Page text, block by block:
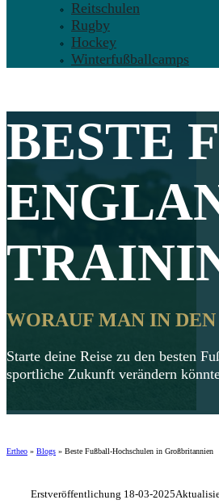
Reitschulen
Rugby
Hockey
Winterfußballcamps
BESTE
WORAUF MAN IN
Starte deine Reise zu den besten
sportliche Zukunft verändern
Ertheo » Blogs » Beste Fußball-Hochschulen in Großbritannien
Erstveröffentlichung 18-03-2025